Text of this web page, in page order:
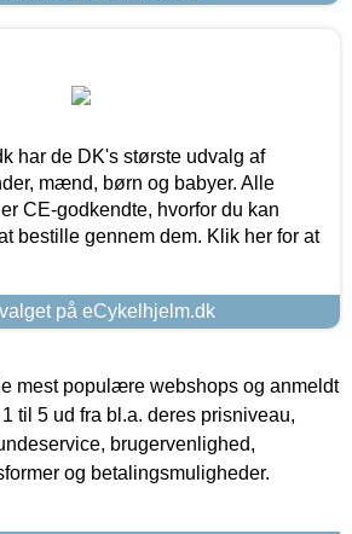
har de DK's største udvalg af
mænd, børn og babyer. Alle
CE-godkendte, hvorfor du kan
bestille gennem dem. Klik her for at
på eCykelhjelm.dk
mest populære webshops og anmeldt
til 5 ud fra bl.a. deres prisniveau,
brugervenlighed,
og betalingsmuligheder.